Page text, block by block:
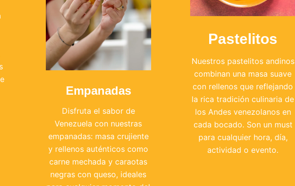
Empanadas
Disfruta el sabor de
Venezuela con nuestras
empanadas: masa crujiente
y rellenos auténticos como
carne mechada y caraotas
negras con queso, ideales
Pastelitos
Nuestros pastelitos andinos
combinan una masa suave
con rellenos que reflejando
la rica tradición culinaria de
los Andes venezolanos en
cada bocado. Son un must
para cualquier hora, día,
actividad o evento.